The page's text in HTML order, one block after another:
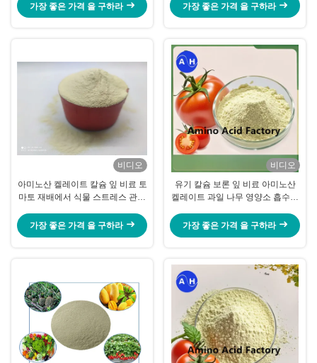
가장 좋은 가격 을 구하라
가장 좋은 가격 을 구하라
비디오
아미노산 켈레이트 칼슘 잎 비료 토
마토 재배에서 식물 스트레스 관용
가장 좋은 가격 을 구하라
비디오
유기 칼슘 보론 잎 비료 아미노산
켈레이트 과일 나무 영양소 흡수를
가장 좋은 가격 을 구하라